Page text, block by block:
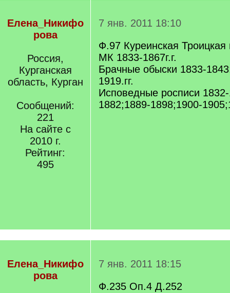
Елена_Никифо
рова
Россия,
Курганская
область, Курган
Сообщений:
221
На сайте с
2010 г.
Рейтинг:
495
7 янв. 2011 18:10
Ф.97 Куреинская Троицкая
МК 1833-1867г.г.
Брачные обыски 1833-
1919.гг.
Исповедные росписи
1882;1889-1898;1900-
Елена_Никифо
рова
7 янв. 2011 18:15
Ф.235 Оп.4 Д.252